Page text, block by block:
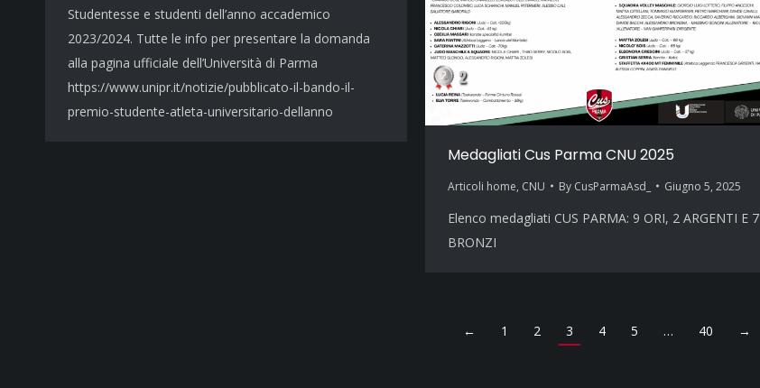
Studentesse e studenti dell’anno accademico
2023/2024. Tutte le info per presentare la domanda
alla pagina ufficiale dell’Università di Parma
https://www.unipr.it/notizie/pubblicato-il-bando-il-
premio-studente-atleta-universitario-dellanno
Medagliati Cus Parma CNU 2025
Articoli home, CNU By CusParmaAsd_ Giugno 5, 2025
Elenco medagliati CUS PARMA: 9 ORI, 2 ARGENTI E 7
BRONZI
← 1 2 3 4 5 … 40 →